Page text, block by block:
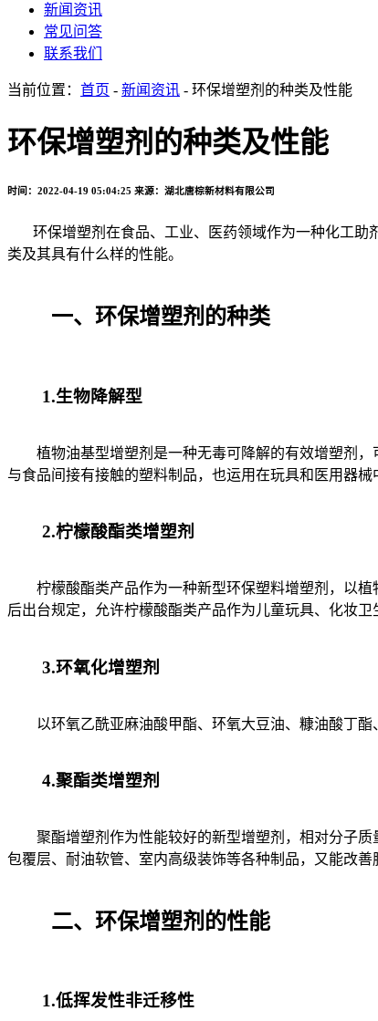
新闻资讯
常见问答
联系我们
当前位置： 首页 - 新闻资讯 - 环保增塑剂的种类及性能
环保增塑剂的种类及性能
时间：2022-04-19 05:04:25 来源：湖北唐棕新材料有限公司
环保增塑剂在食品、工业、医药领域作为一种化工助
类及其具有什么样的性能。
一、环保增塑剂的种类
1.生物降解型
植物油基型增塑剂是一种无毒可降解的有效增塑剂，
与食品间接有接触的塑料制品，也运用在玩具和医用器械
2.柠檬酸酯类增塑剂
柠檬酸酯类产品作为一种新型环保塑料增塑剂，以植
后出台规定，允许柠檬酸酯类产品作为儿童玩具、化妆
3.环氧化增塑剂
以环氧乙酰亚麻油酸甲酯、环氧大豆油、糠油酸丁酯
4.聚酯类增塑剂
聚酯增塑剂作为性能较好的新型增塑剂，相对分子质
包覆层、耐油软管、室内高级装饰等各种制品，又能改善
二、环保增塑剂的性能
1.低挥发性非迁移性